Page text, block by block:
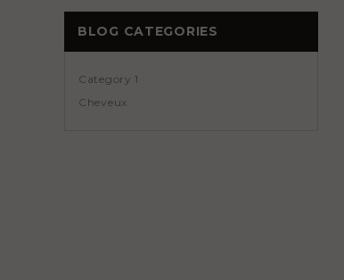
BLOG CATEGORIES
Category 1
Cheveux